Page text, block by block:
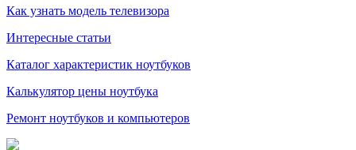
Как узнать модель телевизора
Интересные статьи
Каталог характеристик ноутбуков
Калькулятор цены ноутбука
Ремонт ноутбуков и компьютеров